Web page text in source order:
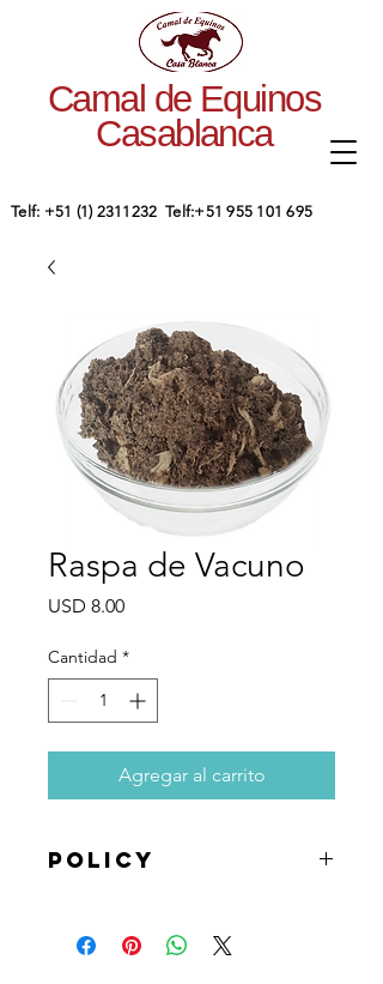
Camal de Equinos
Casablanca
​Telf: +51 (1) 2311232 Telf:+51 955 101 695
Raspa de Vacuno
USD 8.00Precio
Cantidad *
Agregar al carrito
Policy